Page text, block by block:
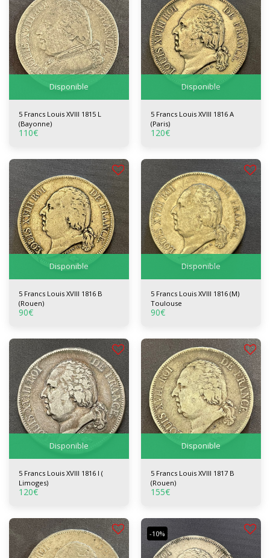
Disponible
5 Francs Louis XVIII 1815 L
(Bayonne)
110€
Disponible
5 Francs Louis XVIII 1816 A
(Paris)
120€
Disponible
5 Francs Louis XVIII 1816 B
(Rouen)
90€
Disponible
5 Francs Louis XVIII 1816 (M)
Toulouse
90€
Disponible
5 Francs Louis XVIII 1816 I (
Limoges)
120€
Disponible
5 Francs Louis XVIII 1817 B
(Rouen)
155€
-10%